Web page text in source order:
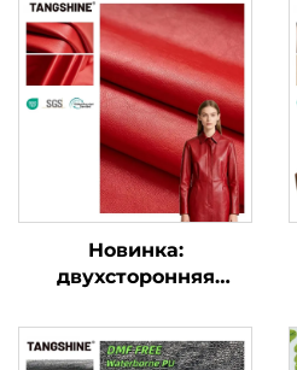
Новинка:
двухсторонняя
одежды,
искусственная кожа